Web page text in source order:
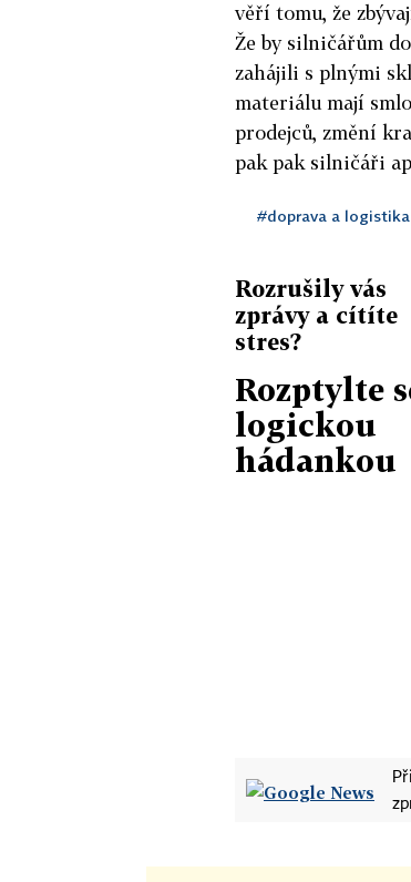
věří tomu, že
Že by silničářům
zahájili s plnými
materiálu mají
prodejců, změní
pak pak silničáři
#doprava a logistika
Rozrušily vás
zprávy a cítíte
stres?
Rozptylte
logickou
hádankou